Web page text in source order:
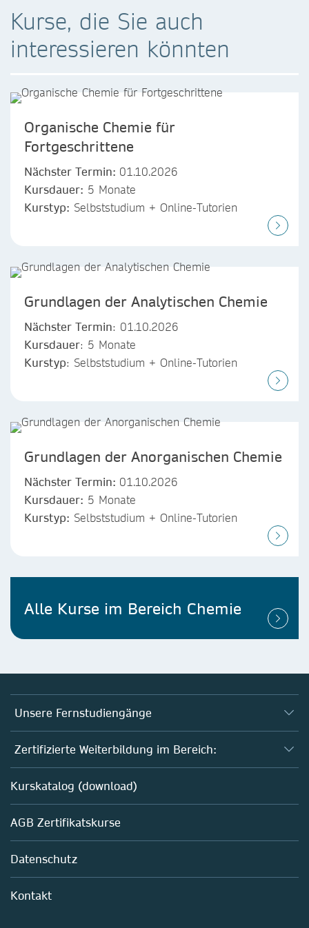
Kurse, die Sie auch
interessieren könnten
Organische Chemie für
Fortgeschrittene
Nächster Termin: 01.10.2026
Kursdauer: 5 Monate
Kurstyp: Selbststudium + Online-Tutorien
Grundlagen der Analytischen Chemie
Nächster Termin: 01.10.2026
Kursdauer: 5 Monate
Kurstyp: Selbststudium + Online-Tutorien
Grundlagen der Anorganischen Chemie
Nächster Termin: 01.10.2026
Kursdauer: 5 Monate
Kurstyp: Selbststudium + Online-Tutorien
Alle Kurse im Bereich Chemie
Unsere Fernstudiengänge
Fernstudium Biologie
Fernstudium B. Sc. Chemie
Fernstudium M. Sc. Biotechnologie
Zertifizierte Weiterbildung im Bereich:
AZAV-geförderte Weiterbildungskurse
Biotechnologie
Chemie
Mitarbeiterführung im Labor
Kurskatalog (download)
AGB Zertifikatskurse
Datenschutz
Kontakt